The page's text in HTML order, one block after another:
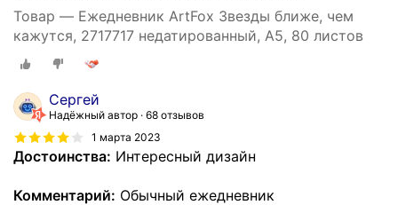
Товар — Ежедневник ArtFox Звезды ближе, чем
кажутся, 2717717 недатированный, А5, 80 листов
Сергей
Надёжный автор 68 отзывов
1 марта 2023
Достоинства: Интересный дизайн
Комментарий: Обычный ежедневник